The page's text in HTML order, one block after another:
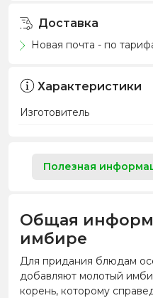
Доставка
Новая почта - по
Характеристики
Изготовитель
Полезная
Общая
имбире
Для придания блюдам
добавляют молотый
корень, которому